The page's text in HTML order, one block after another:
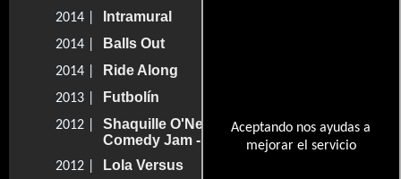
Aceptando nos ayudas a
mejorar el servicio
2014 | Intramural
2014 | Balls Out
2014 | Ride Along
2013 | Futbolín
2012 |
Shaquille O'Neal Presents: All Star
Comedy Jam - Live from Orlando
2012 | Lola Versus